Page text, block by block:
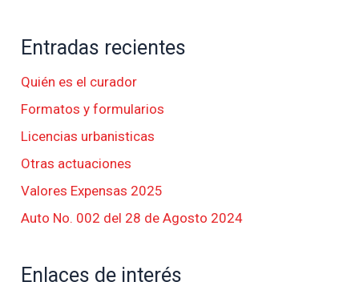
Entradas recientes
Quién es el curador
Formatos y formularios
Licencias urbanisticas
Otras actuaciones
Valores Expensas 2025
Auto No. 002 del 28 de Agosto 2024
Enlaces de interés